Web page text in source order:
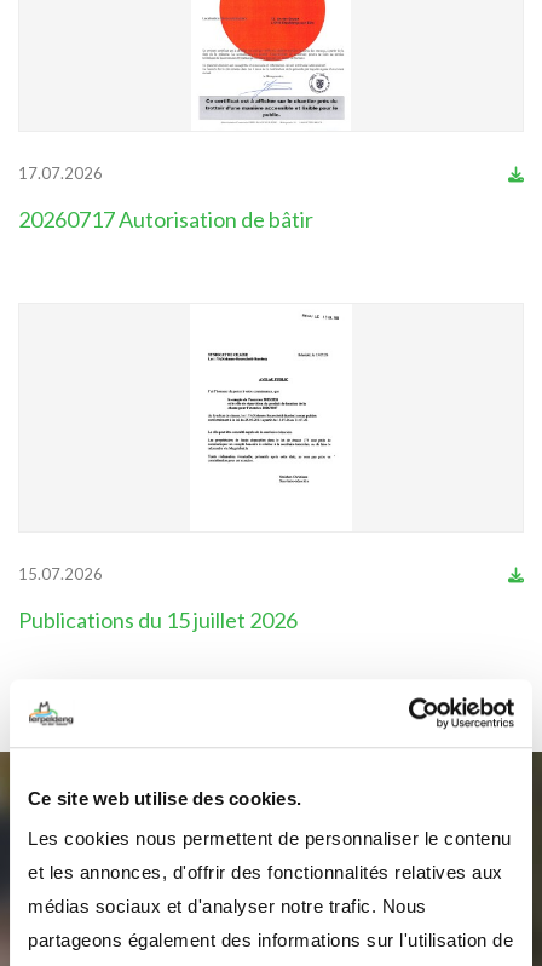
Ce site web utilise des cookies.
Les cookies nous permettent de personnaliser le contenu
et les annonces, d'offrir des fonctionnalités relatives aux
médias sociaux et d'analyser notre trafic. Nous
partageons également des informations sur l'utilisation de
17.07.2026
20260717 Autorisation de bâtir
15.07.2026
Publications du 15 juillet 2026
Abonnez-vous à notre
newsletter
pour recevoir des informations sur la commune